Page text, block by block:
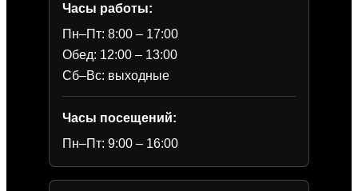
Часы работы:
Пн–Пт: 8:00 – 17:00
Обед: 12:00 – 13:00
Сб–Вс: выходные
Часы посещений:
Пн–Пт: 9:00 – 16:00